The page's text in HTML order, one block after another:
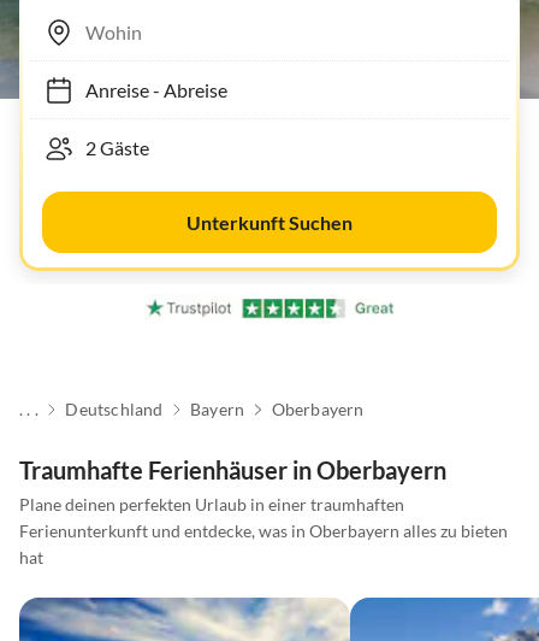
Anreise- Abreise
Unterkunft Suchen
. . . Deutschland Bayern Oberbayern
Traumhafte Ferienhäuser in Oberbayern
Plane deinen perfekten Urlaub in einer traumhaften
Ferienunterkunft und entdecke, was in Oberbayern alles zu bieten
hat